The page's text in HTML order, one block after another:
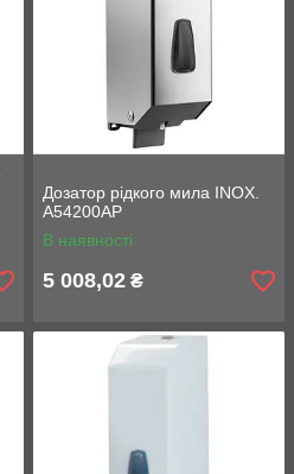
Дозатор рідкого мила INOX.
A54200AP
В наявності
5 008,02 ₴